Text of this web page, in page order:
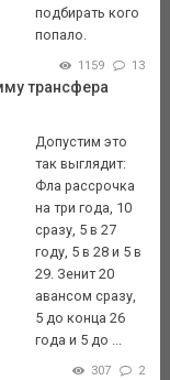
подбирать кого
попало.
1159 13
трансфера
Допустим это
так выглядит:
Фла рассрочка
на три года, 10
сразу, 5 в 27
году, 5 в 28 и 5 в
29. Зенит 20
авансом сразу,
5 до конца 26
года и 5 до ...
307 2